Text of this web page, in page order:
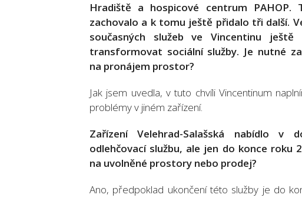
Hradiště a hospicové centrum
zachovalo a k tomu ještě přidalo tři další.
současných služeb ve Vincentinu
transformovat sociální služby. Je nutné
na pronájem prostor?
Jak jsem uvedla, v tuto chvíli Vincentinum
problémy v jiném zařízení.
Zařízení Velehrad-Salašská nabídlo v
odlehčovací službu, ale jen do konce roku
na uvolněné prostory nebo prodej?
Ano, předpoklad ukončení této služby je do